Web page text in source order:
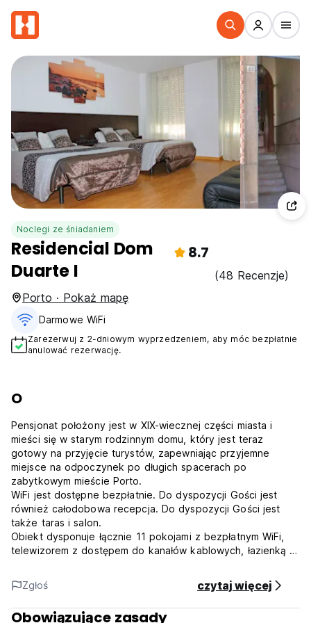
Noclegi ze śniadaniem
Residencial Dom
Duarte I
8.7
(48 Recenzje)
Porto · Pokaż mapę
Darmowe WiFi
Zarezerwuj z 2-dniowym wyprzedzeniem, aby móc bezpłatnie
anulować rezerwację.
O
Pensjonat położony jest w XIX-wiecznej części miasta i
mieści się w starym rodzinnym domu, który jest teraz
gotowy na przyjęcie turystów, zapewniając przyjemne
miejsce na odpoczynek po długich spacerach po
zabytkowym mieście Porto.
WiFi jest dostępne bezpłatnie. Do dyspozycji Gości jest
również całodobowa recepcja. Do dyspozycji Gości jest
także taras i salon.
Obiekt dysponuje łącznie 11 pokojami z bezpłatnym WiFi,
telewizorem z dostępem do kanałów kablowych, łazienką i
dwuosobowe, trzyosobowe, rodzinne (dla 5 osób) oraz
pokoje dwuosobowe typu budget.
Zaledwie dwie minuty spacerem od Campo 24 de Agosto,
gdzie znajduje się stacja metra z bezpośrednim
Zgłoś czytaj więcej
Obowiązujące zasady